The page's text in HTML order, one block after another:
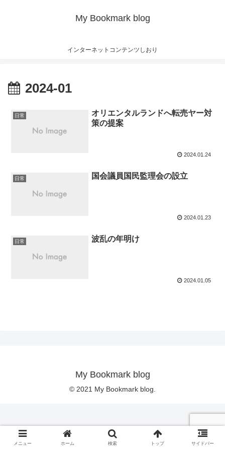
My Bookmark blog
インターネットコンテンツしおり
2024-01
日常
オリエンタルランドへ転売ヤー対
策の提案
2024.01.24
日常 国会議員国民監理会の設立
2024.01.23
日常 波乱の年明け
2024.01.05
My Bookmark blog
© 2021 My Bookmark blog.
メニュー ホーム 検索 トップ サイドバー